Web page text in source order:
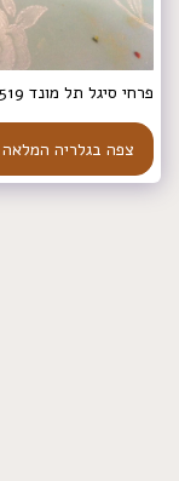
פרחי סיגל תל מונד 0522591519
צפה בגלריה המלאה